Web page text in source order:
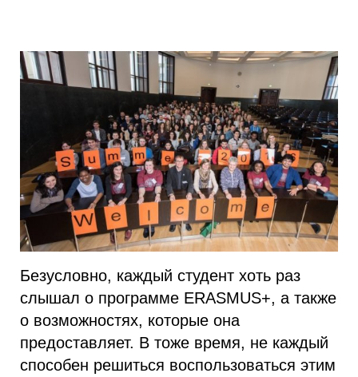
Безусловно, каждый студент хоть раз
слышал о программе ERASMUS+, а также
о возможностях, которые она
предоставляет. В тоже время, не каждый
способен решиться воспользоваться этим